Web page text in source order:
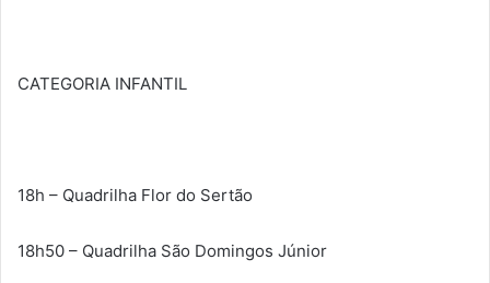
CATEGORIA INFANTIL
18h – Quadrilha Flor do Sertão
18h50 – Quadrilha São Domingos Júnior